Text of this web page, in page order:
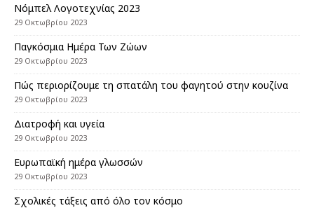
Νόμπελ Λογοτεχνίας 2023
29 Οκτωβρίου 2023
Παγκόσμια Ημέρα Των Ζώων
29 Οκτωβρίου 2023
Πώς περιορίζουμε τη σπατάλη του φαγητού στην κουζίνα
29 Οκτωβρίου 2023
Διατροφή και υγεία
29 Οκτωβρίου 2023
Eυρωπαϊκή ημέρα γλωσσών
29 Οκτωβρίου 2023
Σχολικές τάξεις από όλο τον κόσμο